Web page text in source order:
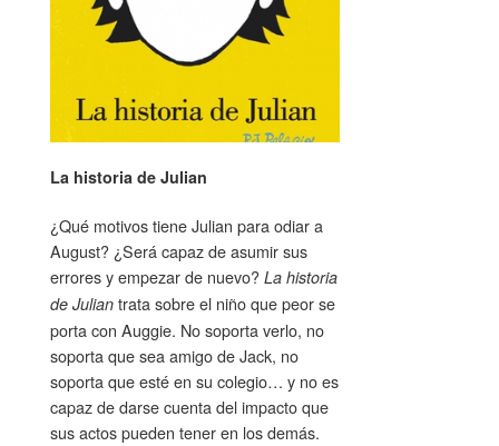
La historia de Julian
¿Qué motivos tiene Julian para odiar a
August? ¿Será capaz de asumir sus
errores y empezar de nuevo? La historia
de Julian trata sobre el niño que peor se
porta con Auggie. No soporta verlo, no
soporta que sea amigo de Jack, no
soporta que esté en su colegio… y no es
capaz de darse cuenta del impacto que
sus actos pueden tener en los demás.